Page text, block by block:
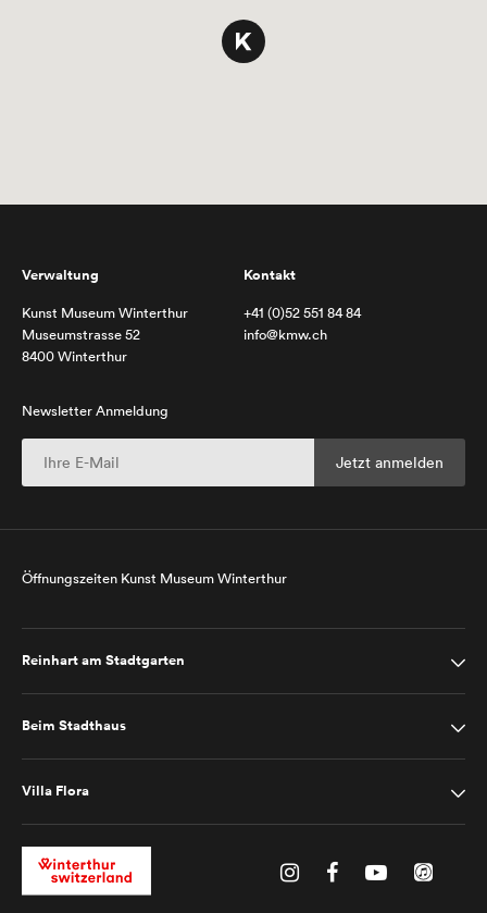
Verwaltung
Kunst Museum Winterthur
Museumstrasse 52
8400 Winterthur
Kontakt
+41 (0)52 551 84 84
info@kmw.ch
Newsletter Anmeldung
Öffnungszeiten Kunst Museum Winterthur
Reinhart am Stadtgarten
Beim Stadthaus
Villa Flora